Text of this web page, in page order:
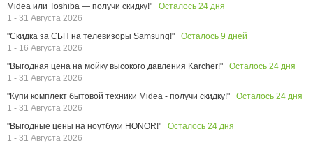
Midea или Toshiba — получи скидку!"
Осталось 24 дня
1 - 31 Августа 2026
"Скидка за СБП на телевизоры Samsung!"
Осталось 9 дней
1 - 16 Августа 2026
"Выгодная цена на мойку высокого давления Karcher!"
Осталось 24 дня
1 - 31 Августа 2026
"Купи комплект бытовой техники Midea - получи скидку!"
Осталось 24 дня
1 - 31 Августа 2026
"Выгодные цены на ноутбуки HONOR!"
Осталось 24 дня
1 - 31 Августа 2026